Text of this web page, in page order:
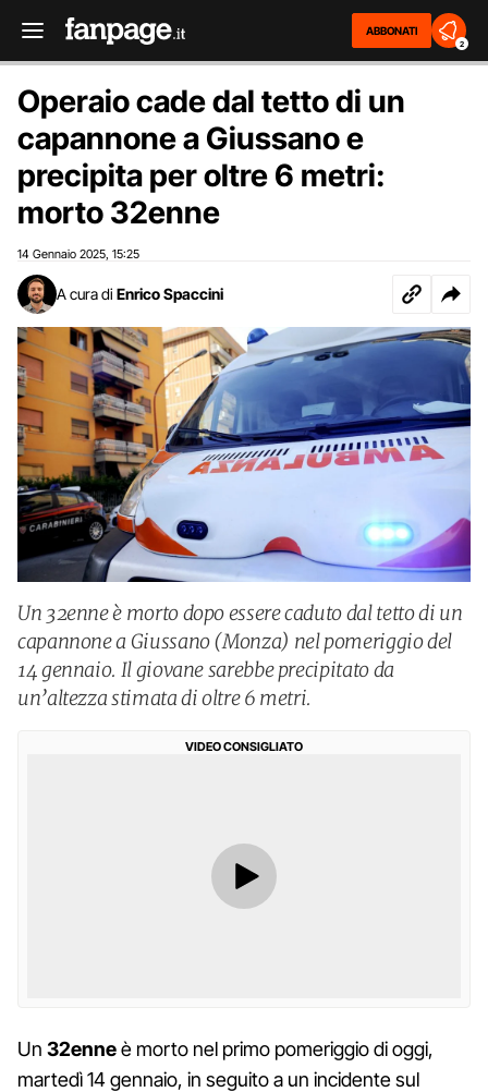
ABBONATI
2
Operaio cade dal tetto di un
capannone a Giussano e
precipita per oltre 6 metri:
morto 32enne
14 Gennaio 2025 15:25
A cura di Enrico Spaccini
Un 32enne è morto dopo essere caduto dal tetto di un
capannone a Giussano (Monza) nel pomeriggio del
14 gennaio. Il giovane sarebbe precipitato da
un’altezza stimata di oltre 6 metri.
VIDEO CONSIGLIATO
Un 32enneè morto nel primo pomeriggio di oggi,
martedì 14 gennaio, in seguito a un incidente sul